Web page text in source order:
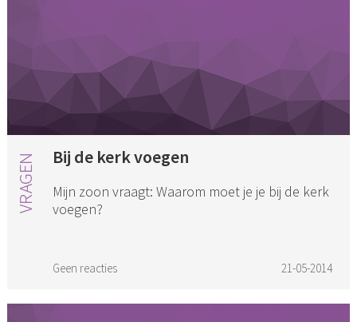
Bij de kerk voegen
Mijn zoon vraagt: Waarom moet je je bij de kerk
voegen?
Geen reacties 21-05-2014